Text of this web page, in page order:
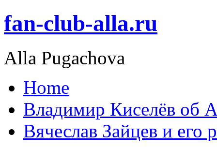
fan-club-alla.ru
Alla Pugachova
Home
Владимир Киселёв об
Вячеслав Зайцев и его